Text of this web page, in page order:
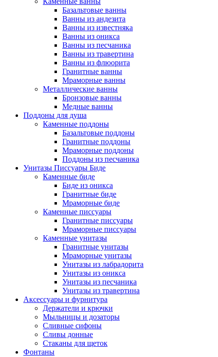
Базальтовые ванны
Ванны из андезита
Ванны из известняка
Ванны из оникса
Ванны из песчаника
Ванны из травертина
Ванны из флюорита
Гранитные ванны
Мраморные ванны
Металлические ванны
Бронзовые ванны
Медные ванны
Поддоны для душа
Каменные поддоны
Базальтовые поддоны
Гранитные поддоны
Мраморные поддоны
Поддоны из песчаника
Унитазы Писсуары Биде
Каменные биде
Биде из оникса
Гранитные биде
Мраморные биде
Каменные писсуары
Гранитные писсуары
Мраморные писсуары
Каменные унитазы
Гранитные унитазы
Мраморные унитазы
Унитазы из лабрадорита
Унитазы из оникса
Унитазы из песчаника
Унитазы из травертина
Аксессуары и фурнитура
Держатели и крючки
Мыльницы и дозаторы
Сливные сифоны
Сливы донные
Стаканы для щеток
Фонтаны